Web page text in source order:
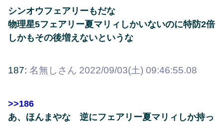
シンオウフェアリーもだな
物理星5フェアリー夏マリィしかいないのに特防2倍
しかもその後増えないというな
187: 名無しさん 2022/09/03(土) 09:46:55.08
>>186
あ、ほんまやな 逆にフェアリー夏マリィしか持っ